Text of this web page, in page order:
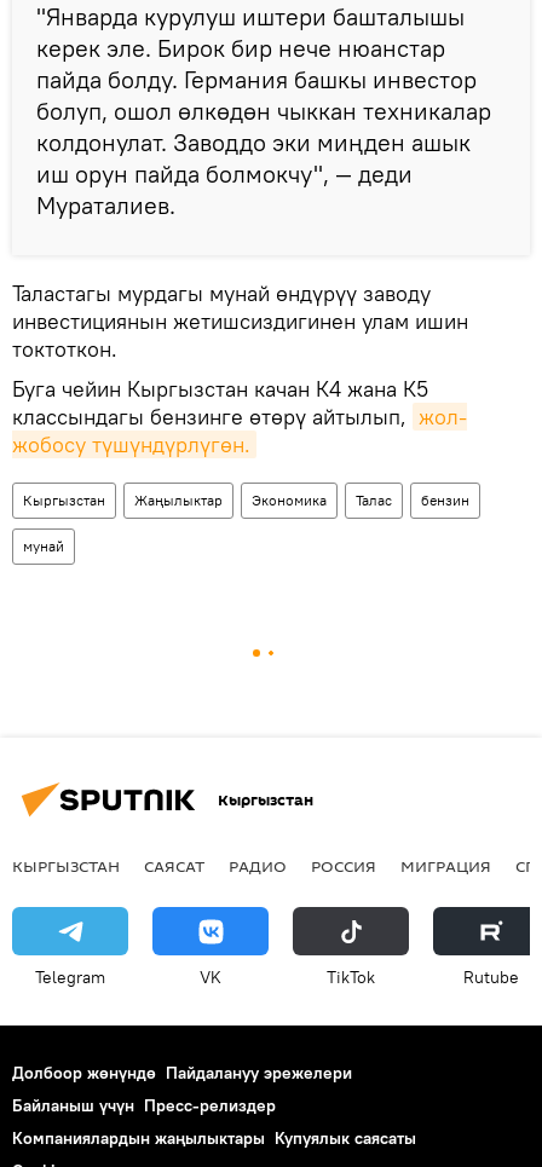
"Январда курулуш иштери башталышы
керек эле. Бирок бир нече нюанстар
пайда болду. Германия башкы инвестор
болуп, ошол өлкөдөн чыккан техникалар
колдонулат. Заводдо эки миңден ашык
иш орун пайда болмокчу", — деди
Мураталиев.
Таластагы мурдагы мунай өндүрүү заводу
инвестициянын жетишсиздигинен улам ишин
токтоткон.
Буга чейин Кыргызстан качан К4 жана К5
классындагы бензинге өтөрү айтылып, жол-
жобосу түшүндүрлүгөн.
Кыргызстан Жаңылыктар Экономика Талас бензин
мунай
Кыргызстан
КЫРГЫЗСТАН САЯСАТ РАДИО РОССИЯ МИГРАЦИЯ
Telegram VK ТikТоk Rutube
Долбоор жөнүндө Пайдалануу эрежелери
Байланыш үчүн Пресс-релиздер
Компаниялардын жаңылыктары Купуялык саясаты